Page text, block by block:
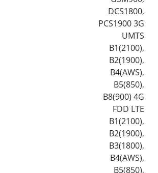
DCS1800,
PCS1900 3G
UMTS
B1(2100),
B2(1900),
B4(AWS),
B5(850),
B8(900) 4G
FDD LTE
B1(2100),
B2(1900),
B3(1800),
B4(AWS),
B5(850),